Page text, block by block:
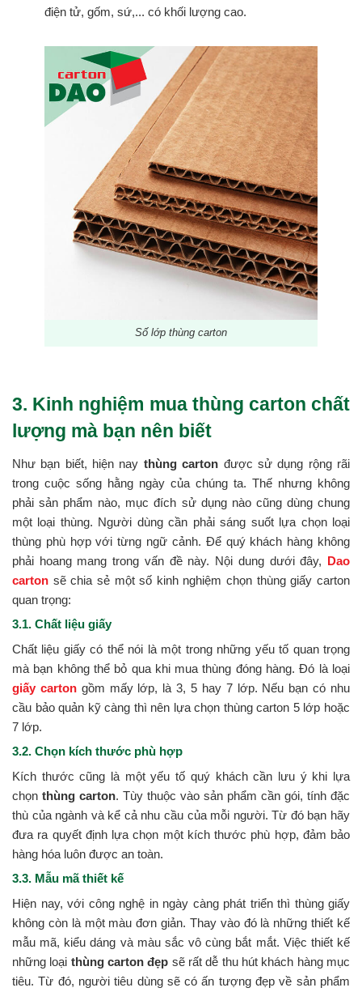
điện tử, gốm, sứ,... có khối lượng cao.
Số lớp thùng carton
3. Kinh nghiệm mua thùng carton chất
lượng mà bạn nên biết
Như bạn biết, hiện nay thùng carton được sử dụng rộng rãi
trong cuộc sống hằng ngày của chúng ta. Thế nhưng không
phải sản phẩm nào, mục đích sử dụng nào cũng dùng chung
một loại thùng. Người dùng cần phải sáng suốt lựa chọn loại
thùng phù hợp với từng ngữ cảnh. Để quý khách hàng không
phải hoang mang trong vấn đề này. Nội dung dưới đây, Dao
carton sẽ chia sẻ một số kinh nghiệm chọn thùng giấy carton
quan trọng:
3.1. Chất liệu giấy
Chất liệu giấy có thể nói là một trong những yếu tố quan trọng
mà bạn không thể bỏ qua khi mua thùng đóng hàng. Đó là loại
giấy cartongồm mấy lớp, là 3, 5 hay 7 lớp. Nếu bạn có nhu
cầu bảo quản kỹ càng thì nên lựa chọn thùng carton 5 lớp hoặc
7 lớp.
3.2. Chọn kích thước phù hợp
Kích thước cũng là một yếu tố quý khách cần lưu ý khi lựa
chọn thùng carton. Tùy thuộc vào sản phẩm cần gói, tính đặc
thù của ngành và kể cả nhu cầu của mỗi người. Từ đó bạn hãy
đưa ra quyết định lựa chọn một kích thước phù hợp, đảm bảo
hàng hóa luôn được an toàn.
3.3. Mẫu mã thiết kế
Hiện nay, với công nghệ in ngày càng phát triển thì thùng giấy
không còn là một màu đơn giản. Thay vào đó là những thiết kế
mẫu mã, kiểu dáng và màu sắc vô cùng bắt mắt. Việc thiết kế
những loại thùng carton đẹp sẽ rất dễ thu hút khách hàng mục
tiêu. Từ đó, người tiêu dùng sẽ có ấn tượng đẹp về sản phẩm